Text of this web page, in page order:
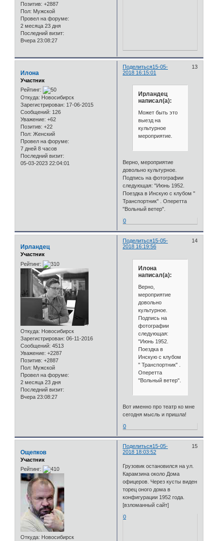
Позитив: +2887
Пол: Мужской
Провел на форуме:
2 месяца 23 дня
Последний визит:
Вчера 23:08:27
Поделиться 13
15-05-
2018 16:15:01
Илона
Участник
Рейтинг:
Откуда: Новосибирск
Зарегистрирован: 17-06-2015
Сообщений: 126
Уважение: +62
Позитив: +22
Пол: Женский
Провел на форуме:
7 дней 8 часов
Последний визит:
05-03-2023 22:04:01
Ирландец
написал(а):
Может быть это
выезд на
культурное
мероприятие.
Верно, мероприятие
довольно культурное.
Подпись на фотографии
следующая: "Июнь 1952.
Поездка в Инскую с клубом "
Транспортник" . Оперетта
"Вольный ветер".
0
Поделиться 14
15-05-
2018 16:19:56
Ирландец
Участник
Рейтинг:
Откуда: Новосибирск
Зарегистрирован: 06-11-2016
Сообщений: 4513
Уважение: +2287
Позитив: +2887
Пол: Мужской
Провел на форуме:
2 месяца 23 дня
Последний визит:
Вчера 23:08:27
Илона
написал(а):
Верно,
мероприятие
довольно
культурное.
Подпись на
фотографии
следующая:
"Июнь 1952.
Поездка в
Инскую с клубом
" Транспортник" .
Оперетта
"Вольный ветер".
Вот именно про театр ко мне
сегодня мысль и пришла!
0
Поделиться 15
15-05-
2018 18:03:52
Ощепков
Участник
Рейтинг:
Откуда: Новосибирск
Грузовик остановился на ул.
Карамзина около Дома
офицеров. Через кусты виден
торец оного дома в
конфигурации 1952 года.
[взломанный сайт]
0